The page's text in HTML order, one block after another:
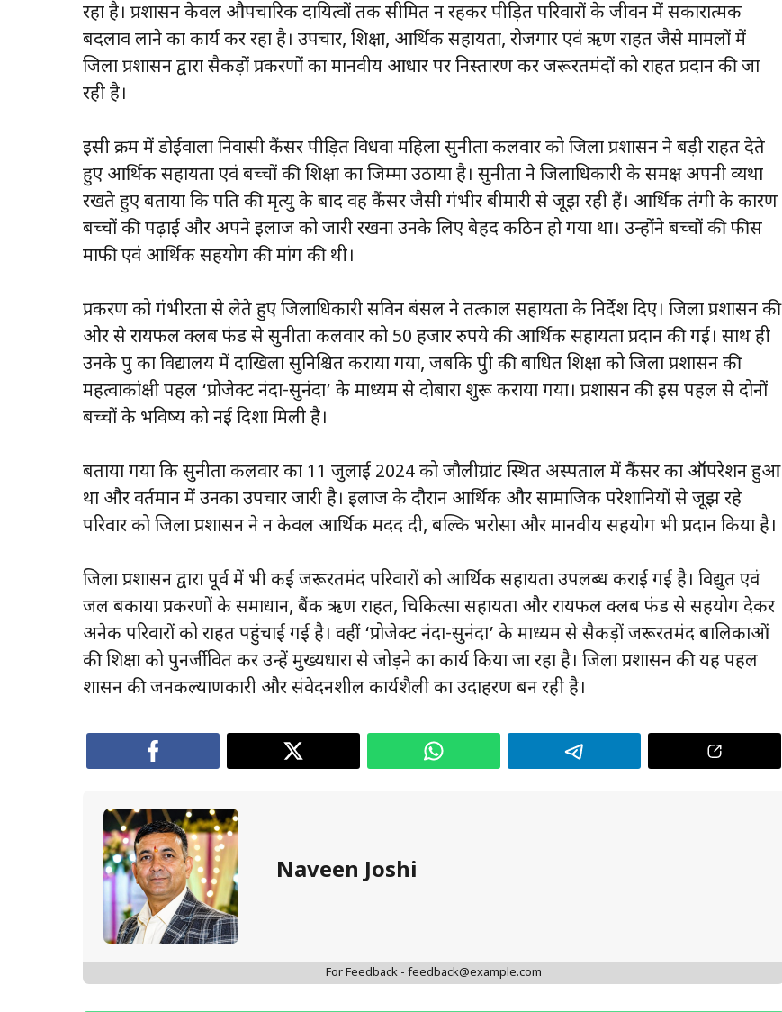
रहा है। प्रशासन केवल औपचारिक दायित्वों तक सीमित न रहकर पीड़ित परिवारों के जीवन में सकारात्मक
बदलाव लाने का कार्य कर रहा है। उपचार, शिक्षा, आर्थिक सहायता, रोजगार एवं ऋण राहत जैसे मामलों में
जिला प्रशासन द्वारा सैकड़ों प्रकरणों का मानवीय आधार पर निस्तारण कर जरूरतमंदों को राहत प्रदान की जा
रही है।
इसी क्रम में डोईवाला निवासी कैंसर पीड़ित विधवा महिला सुनीता कलवार को जिला प्रशासन ने बड़ी राहत देते
हुए आर्थिक सहायता एवं बच्चों की शिक्षा का जिम्मा उठाया है। सुनीता ने जिलाधिकारी के समक्ष अपनी व्यथा
रखते हुए बताया कि पति की मृत्यु के बाद वह कैंसर जैसी गंभीर बीमारी से जूझ रही हैं। आर्थिक तंगी के कारण
बच्चों की पढ़ाई और अपने इलाज को जारी रखना उनके लिए बेहद कठिन हो गया था। उन्होंने बच्चों की फीस
माफी एवं आर्थिक सहयोग की मांग की थी।
प्रकरण को गंभीरता से लेते हुए जिलाधिकारी सविन बंसल ने तत्काल सहायता के निर्देश दिए। जिला प्रशासन की
ओर से रायफल क्लब फंड से सुनीता कलवार को 50 हजार रुपये की आर्थिक सहायता प्रदान की गई। साथ ही
उनके पुत्र का विद्यालय में दाखिला सुनिश्चित कराया गया, जबकि पुत्री की बाधित शिक्षा को जिला प्रशासन की
महत्वाकांक्षी पहल ‘प्रोजेक्ट नंदा-सुनंदा’ के माध्यम से दोबारा शुरू कराया गया। प्रशासन की इस पहल से दोनों
बच्चों के भविष्य को नई दिशा मिली है।
बताया गया कि सुनीता कलवार का 11 जुलाई 2024 को जौलीग्रांट स्थित अस्पताल में कैंसर का ऑपरेशन हुआ
था और वर्तमान में उनका उपचार जारी है। इलाज के दौरान आर्थिक और सामाजिक परेशानियों से जूझ रहे
परिवार को जिला प्रशासन ने न केवल आर्थिक मदद दी, बल्कि भरोसा और मानवीय सहयोग भी प्रदान किया है।
जिला प्रशासन द्वारा पूर्व में भी कई जरूरतमंद परिवारों को आर्थिक सहायता उपलब्ध कराई गई है। विद्युत एवं
जल बकाया प्रकरणों के समाधान, बैंक ऋण राहत, चिकित्सा सहायता और रायफल क्लब फंड से सहयोग देकर
अनेक परिवारों को राहत पहुंचाई गई है। वहीं ‘प्रोजेक्ट नंदा-सुनंदा’ के माध्यम से सैकड़ों जरूरतमंद बालिकाओं
की शिक्षा को पुनर्जीवित कर उन्हें मुख्यधारा से जोड़ने का कार्य किया जा रहा है। जिला प्रशासन की यह पहल
शासन की जनकल्याणकारी और संवेदनशील कार्यशैली का उदाहरण बन रही है।
Naveen Joshi
For Feedback - feedback@example.com